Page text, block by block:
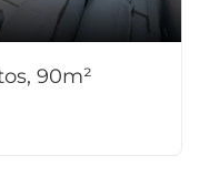
90m²